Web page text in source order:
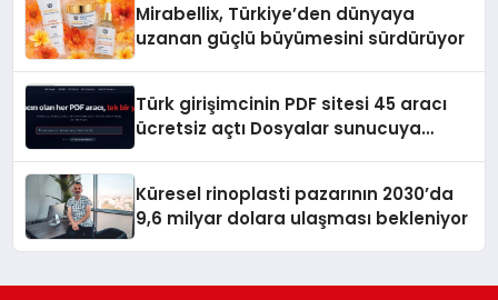
Mirabellix, Türkiye’den dünyaya
uzanan güçlü büyümesini sürdürüyor
Türk girişimcinin PDF sitesi 45 aracı
ücretsiz açtı Dosyalar sunucuya
Küresel rinoplasti pazarının 2030’da
9,6 milyar dolara ulaşması bekleniyor